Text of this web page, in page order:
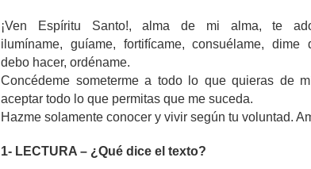
¡Ven Espíritu Santo!, alma de mi alma, te
ilumíname, guíame, fortifícame, consuélame, dime
debo hacer, ordéname.
Concédeme someterme a todo lo que quieras de
aceptar todo lo que permitas que me suceda.
Hazme solamente conocer y vivir según tu voluntad.
1- LECTURA – ¿Qué dice el texto?